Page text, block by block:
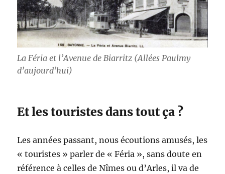
La Féria et l’Avenue de Biarritz (Allées Paulmy
d’aujourd’hui)
Et les touristes dans tout ça ?
Les années passant, nous écoutions amusés, les
« touristes » parler de « Féria », sans doute en
référence à celles de Nîmes ou d’Arles, il va de